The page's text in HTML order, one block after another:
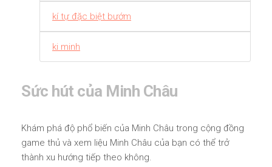
kí tự đặc biệt bướm
ki minh
Sức hút của Minh Châu
Khám phá độ phổ biến của Minh Châu trong cộng đồng
game thủ và xem liệu Minh Châu của bạn có thể trở
thành xu hướng tiếp theo không.